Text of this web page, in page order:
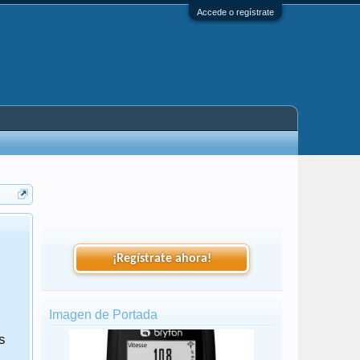
Accede o regístrate
adiós. Lo que empezó siendo un pequeño foro de
Solomountainbike, se convirtió en una web de
rutas, vivencias, fotos, kdds, etc.
Gracias a todos los que contribuisteis moderando
vuestras aventuras y en general, haciéndonos
¡Regístrate ahora!
Imagen de Portada